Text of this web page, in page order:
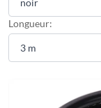
Longueur: